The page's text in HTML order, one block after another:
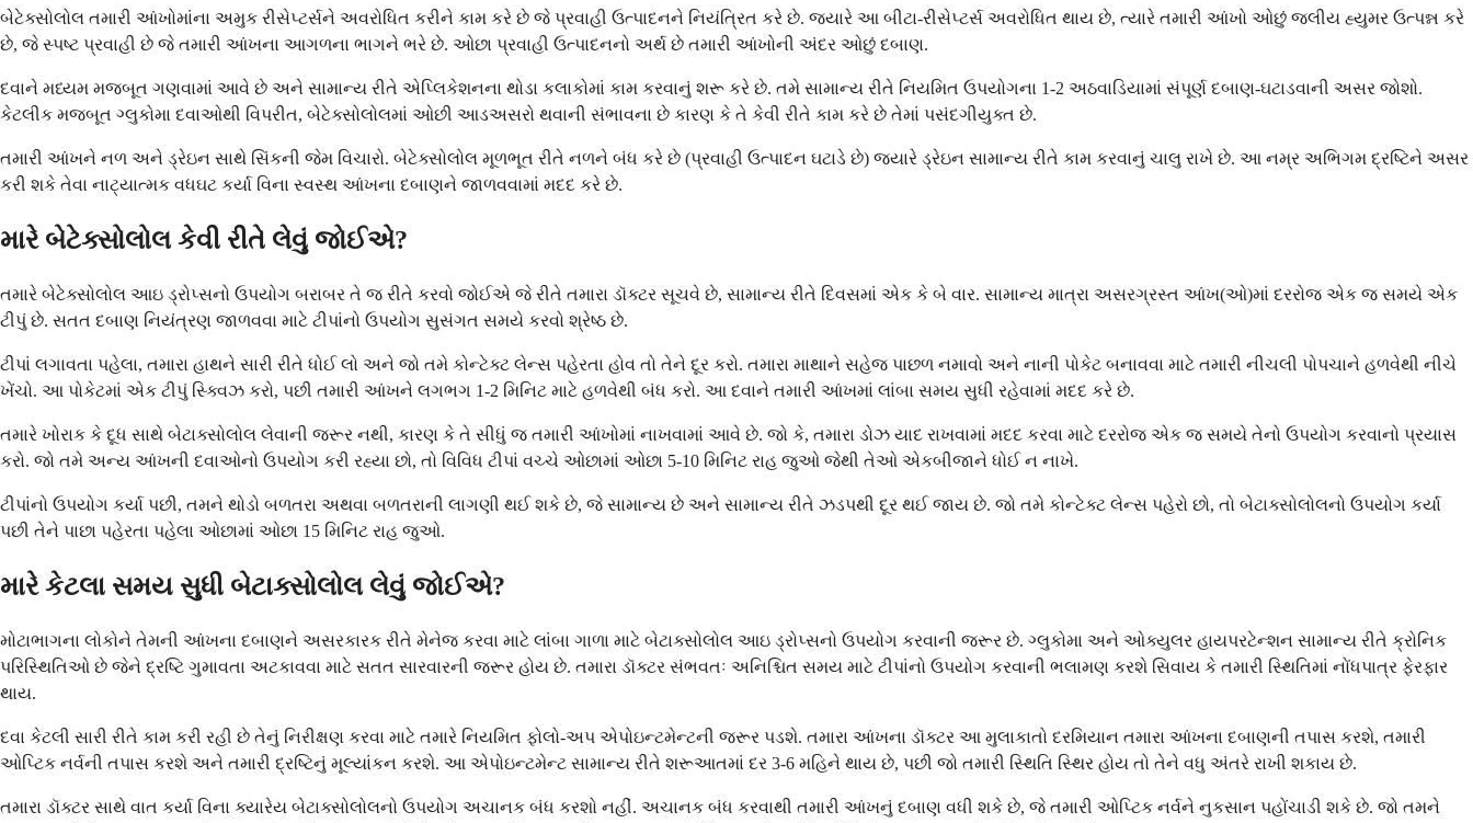
બેટેક્સોલોલ તમારી આંખોમાંના અમુક રીસેપ્ટર્સને અવરોધિત કરીને કામ કરે છે જે પ્રવાહી ઉત્પાદનને નિયંત્રિત કરે છે. જ્યારે આ બીટા-રીસેપ્ટર્સ અવરોધિત થાય છે, ત્યારે તમારી આંખો ઓછું જલીય હ્યુમર ઉત્પન્ન કરે
છે, જે સ્પષ્ટ પ્રવાહી છે જે તમારી આંખના આગળના ભાગને ભરે છે. ઓછા પ્રવાહી ઉત્પાદનનો અર્થ છે તમારી આંખોની અંદર ઓછું દબાણ.
દવાને મધ્યમ મજબૂત ગણવામાં આવે છે અને સામાન્ય રીતે એપ્લિકેશનના થોડા કલાકોમાં કામ કરવાનું શરૂ કરે છે. તમે સામાન્ય રીતે નિયમિત ઉપયોગના 1-2 અઠવાડિયામાં સંપૂર્ણ દબાણ-ઘટાડવાની અસર જોશો.
કેટલીક મજબૂત ગ્લુકોમા દવાઓથી વિપરીત, બેટેક્સોલોલમાં ઓછી આડઅસરો થવાની સંભાવના છે કારણ કે તે કેવી રીતે કામ કરે છે તેમાં પસંદગીયુક્ત છે.
તમારી આંખને નળ અને ડ્રેઇન સાથે સિંકની જેમ વિચારો. બેટેક્સોલોલ મૂળભૂત રીતે નળને બંધ કરે છે (પ્રવાહી ઉત્પાદન ઘટાડે છે) જ્યારે ડ્રેઇન સામાન્ય રીતે કામ કરવાનું ચાલુ રાખે છે. આ નમ્ર અભિગમ દ્રષ્ટિને અસર
કરી શકે તેવા નાટ્યાત્મક વધઘટ કર્યા વિના સ્વસ્થ આંખના દબાણને જાળવવામાં મદદ કરે છે.
મારે બેટેક્સોલોલ કેવી રીતે લેવું જોઈએ?
તમારે બેટેક્સોલોલ આઇ ડ્રોપ્સનો ઉપયોગ બરાબર તે જ રીતે કરવો જોઈએ જે રીતે તમારા ડૉક્ટર સૂચવે છે, સામાન્ય રીતે દિવસમાં એક કે બે વાર. સામાન્ય માત્રા અસરગ્રસ્ત આંખ(ઓ)માં દરરોજ એક જ સમયે એક
ટીપું છે. સતત દબાણ નિયંત્રણ જાળવવા માટે ટીપાંનો ઉપયોગ સુસંગત સમયે કરવો શ્રેષ્ઠ છે.
ટીપાં લગાવતા પહેલા, તમારા હાથને સારી રીતે ધોઈ લો અને જો તમે કોન્ટેક્ટ લેન્સ પહેરતા હોવ તો તેને દૂર કરો. તમારા માથાને સહેજ પાછળ નમાવો અને નાની પોકેટ બનાવવા માટે તમારી નીચલી પોપચાને હળવેથી નીચે
ખેંચો. આ પોકેટમાં એક ટીપું સ્ક્વિઝ કરો, પછી તમારી આંખને લગભગ 1-2 મિનિટ માટે હળવેથી બંધ કરો. આ દવાને તમારી આંખમાં લાંબા સમય સુધી રહેવામાં મદદ કરે છે.
તમારે ખોરાક કે દૂધ સાથે બેટાક્સોલોલ લેવાની જરૂર નથી, કારણ કે તે સીધું જ તમારી આંખોમાં નાખવામાં આવે છે. જો કે, તમારા ડોઝ યાદ રાખવામાં મદદ કરવા માટે દરરોજ એક જ સમયે તેનો ઉપયોગ કરવાનો પ્રયાસ
કરો. જો તમે અન્ય આંખની દવાઓનો ઉપયોગ કરી રહ્યા છો, તો વિવિધ ટીપાં વચ્ચે ઓછામાં ઓછા 5-10 મિનિટ રાહ જુઓ જેથી તેઓ એકબીજાને ધોઈ ન નાખે.
ટીપાંનો ઉપયોગ કર્યા પછી, તમને થોડો બળતરા અથવા બળતરાની લાગણી થઈ શકે છે, જે સામાન્ય છે અને સામાન્ય રીતે ઝડપથી દૂર થઈ જાય છે. જો તમે કોન્ટેક્ટ લેન્સ પહેરો છો, તો બેટાક્સોલોલનો ઉપયોગ કર્યા
પછી તેને પાછા પહેરતા પહેલા ઓછામાં ઓછા 15 મિનિટ રાહ જુઓ.
મારે કેટલા સમય સુધી બેટાક્સોલોલ લેવું જોઈએ?
મોટાભાગના લોકોને તેમની આંખના દબાણને અસરકારક રીતે મેનેજ કરવા માટે લાંબા ગાળા માટે બેટાક્સોલોલ આઇ ડ્રોપ્સનો ઉપયોગ કરવાની જરૂર છે. ગ્લુકોમા અને ઓક્યુલર હાયપરટેન્શન સામાન્ય રીતે ક્રોનિક
પરિસ્થિતિઓ છે જેને દ્રષ્ટિ ગુમાવતા અટકાવવા માટે સતત સારવારની જરૂર હોય છે. તમારા ડૉક્ટર સંભવતઃ અનિશ્ચિત સમય માટે ટીપાંનો ઉપયોગ કરવાની ભલામણ કરશે સિવાય કે તમારી સ્થિતિમાં નોંધપાત્ર ફેરફાર
થાય.
દવા કેટલી સારી રીતે કામ કરી રહી છે તેનું નિરીક્ષણ કરવા માટે તમારે નિયમિત ફોલો-અપ એપોઇન્ટમેન્ટની જરૂર પડશે. તમારા આંખના ડૉક્ટર આ મુલાકાતો દરમિયાન તમારા આંખના દબાણની તપાસ કરશે, તમારી
ઓપ્ટિક નર્વની તપાસ કરશે અને તમારી દ્રષ્ટિનું મૂલ્યાંકન કરશે. આ એપોઇન્ટમેન્ટ સામાન્ય રીતે શરૂઆતમાં દર 3-6 મહિને થાય છે, પછી જો તમારી સ્થિતિ સ્થિર હોય તો તેને વધુ અંતરે રાખી શકાય છે.
તમારા ડૉક્ટર સાથે વાત કર્યા વિના ક્યારેય બેટાક્સોલોલનો ઉપયોગ અચાનક બંધ કરશો નહીં. અચાનક બંધ કરવાથી તમારી આંખનું દબાણ વધી શકે છે, જે તમારી ઓપ્ટિક નર્વને નુકસાન પહોંચાડી શકે છે. જો તમને